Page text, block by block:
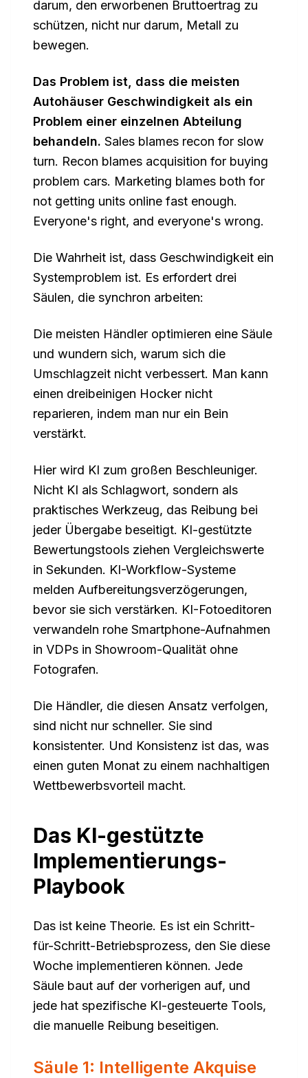
darum, den erworbenen Bruttoertrag zu
schützen, nicht nur darum, Metall zu
bewegen.
Das Problem ist, dass die meisten
Autohäuser Geschwindigkeit als ein
Problem einer einzelnen Abteilung
behandeln. Sales blames recon for slow
turn. Recon blames acquisition for buying
problem cars. Marketing blames both for
not getting units online fast enough.
Everyone's right, and everyone's wrong.
Die Wahrheit ist, dass Geschwindigkeit ein
Systemproblem ist. Es erfordert drei
Säulen, die synchron arbeiten:
Die meisten Händler optimieren eine Säule
und wundern sich, warum sich die
Umschlagzeit nicht verbessert. Man kann
einen dreibeinigen Hocker nicht
reparieren, indem man nur ein Bein
verstärkt.
Hier wird KI zum großen Beschleuniger.
Nicht KI als Schlagwort, sondern als
praktisches Werkzeug, das Reibung bei
jeder Übergabe beseitigt. KI-gestützte
Bewertungstools ziehen Vergleichswerte
in Sekunden. KI-Workflow-Systeme
melden Aufbereitungsverzögerungen,
bevor sie sich verstärken. KI-Fotoeditoren
verwandeln rohe Smartphone-Aufnahmen
in VDPs in Showroom-Qualität ohne
Fotografen.
Die Händler, die diesen Ansatz verfolgen,
sind nicht nur schneller. Sie sind
konsistenter. Und Konsistenz ist das, was
einen guten Monat zu einem nachhaltigen
Wettbewerbsvorteil macht.
Das KI-gestützte
Implementierungs-
Playbook
Das ist keine Theorie. Es ist ein Schritt-
für-Schritt-Betriebsprozess, den Sie diese
Woche implementieren können. Jede
Säule baut auf der vorherigen auf, und
jede hat spezifische KI-gesteuerte Tools,
die manuelle Reibung beseitigen.
Säule 1: Intelligente Akquise